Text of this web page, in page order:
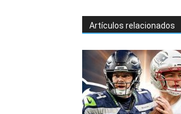
Artículos relacionados